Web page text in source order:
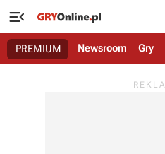

PREMIUM Newsroom Gry